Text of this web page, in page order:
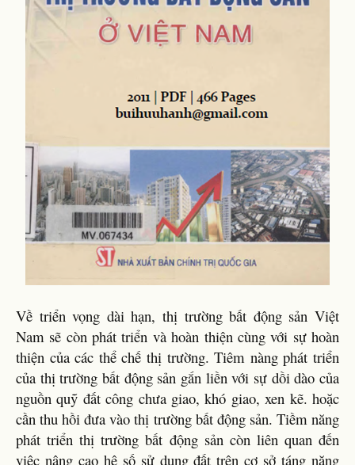
Về triển vọng dài hạn, thị trường bất động sản Việt
Nam sẽ còn phát triển và hoàn thiện cùng với sự hoàn
thiện của các thể chế thị trường. Tiêm nàng phát triển
của thị trường bất động sản gắn liền với sự dồi dào của
nguồn quỹ đất công chưa giao, khó giao, xen kẽ. hoặc
cần thu hồi đưa vào thị trường bất động sản. Tiềm năng
phát triển thị trường bất động sản còn liên quan đến
việc nâng cao hệ số sử dụng đất trên cơ sở táng năng